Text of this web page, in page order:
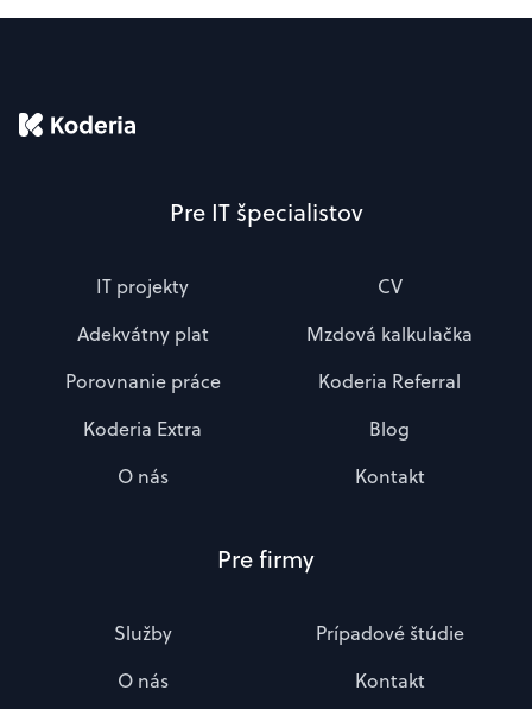
Pre IT špecialistov
IT projekty
CV
Adekvátny plat
Mzdová kalkulačka
Porovnanie práce
Koderia Referral
Koderia Extra
Blog
O nás
Kontakt
Pre firmy
Služby
Prípadové štúdie
O nás
Kontakt